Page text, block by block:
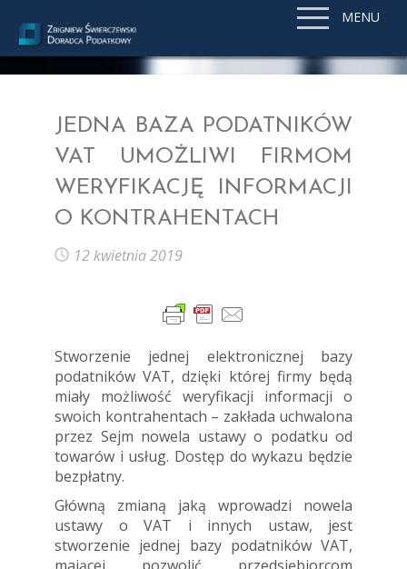
MENU
JEDNA BAZA PODATNIKÓW
VAT UMOŻLIWI FIRMOM
WERYFIKACJĘ INFORMACJI
O KONTRAHENTACH
12 kwietnia 2019
Stworzenie jednej elektronicznej bazy
podatników VAT, dzięki której firmy będą
miały możliwość weryfikacji informacji o
swoich kontrahentach – zakłada uchwalona
przez Sejm nowela ustawy o podatku od
towarów i usług. Dostęp do wykazu będzie
bezpłatny.
Główną zmianą jaką wprowadzi nowela
ustawy o VAT i innych ustaw, jest
stworzenie jednej bazy podatników VAT,